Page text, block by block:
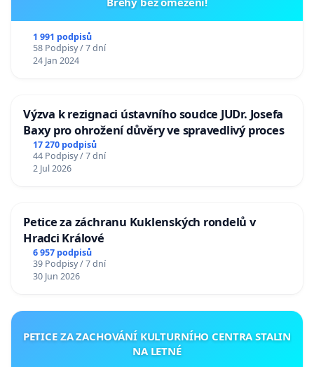
1 991 podpisů
58 Podpisy / 7 dní
24 Jan 2024
Výzva k rezignaci ústavního soudce JUDr. Josefa
Baxy pro ohrožení důvěry ve spravedlivý proces
17 270 podpisů
44 Podpisy / 7 dní
2 Jul 2026
Petice za záchranu Kuklenských rondelů v
Hradci Králové
6 957 podpisů
39 Podpisy / 7 dní
30 Jun 2026
PETICE ZA ZACHOVÁNÍ KULTURNÍHO CENTRA STALIN
NA LETNÉ